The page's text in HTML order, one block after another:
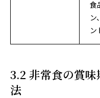
食
ン
ン
3.2 非常食の賞
法